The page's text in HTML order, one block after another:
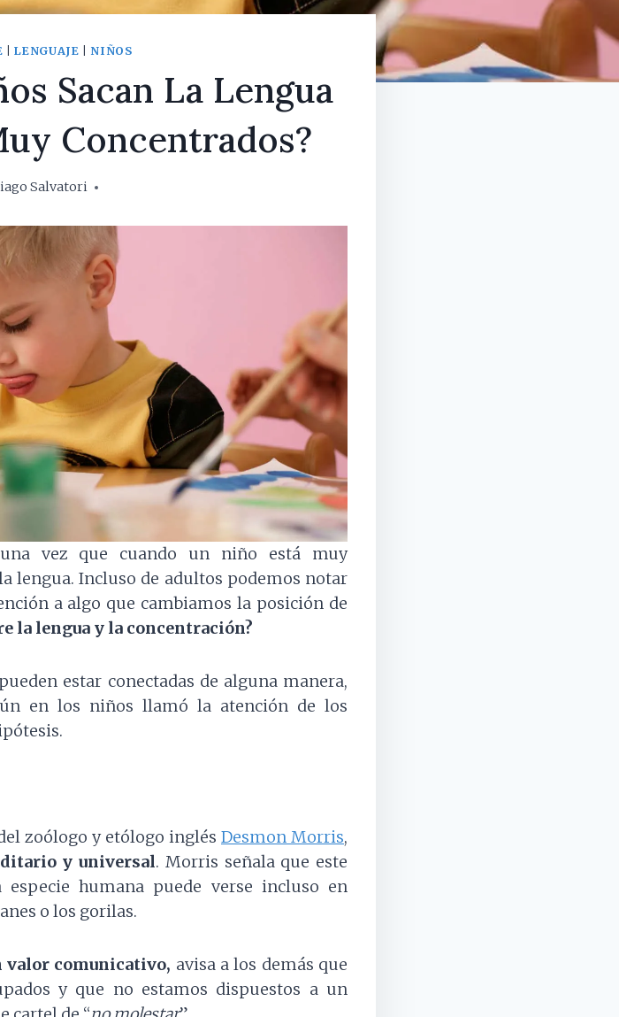
|LENGUAJE NIÑOS
Sacan La Lengua
Concentrados?
Salvatori
19 septiembre, 2017
vez que cuando un niño está muy
lengua. Incluso de adultos podemos notar
a algo que cambiamos la posición de
la lengua y la concentración?
estar conectadas de alguna manera,
en los niños llamó la atención de los
zoólogo y etólogo inglés Desmon Morris,
y universal. Morris señala que este
humana puede verse incluso en
o los gorilas.
valor comunicativo, avisa a los demás que
y que no estamos dispuestos a un